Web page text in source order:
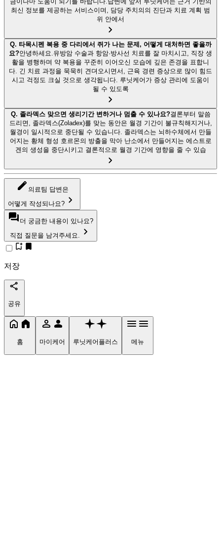
최신 정보를 제공하는 서비스이며, 담당 주치의의 진단과 치료 계획 범
위 안에서
Q. 타목시펜 복용 중 다리에서 쥐가 나는 문제, 어떻게 대처하면 좋을까
요?안녕하세요.유방암 수술과 항암·방사선 치료를 잘 마치시고, 직장 생
활을 병행하며 약 복용을 꾸준히 이어오신 모습에 깊은 존경을 표합니
다. 긴 치료 과정을 묵묵히 견뎌오시면서, 근육 경련 증상으로 많이 힘드
시고 걱정도 크실 것으로 생각됩니다. 루닛케어가 증상 관리에 도움이
될 수 있도록
Q. 졸라덱스 맞으면 생리기간 변하거나 멈출 수 있나요?결론부터 말씀
드리면, 졸라덱스(Zoladex)를 맞는 동안은 월경 기간이 불규칙해지거나,
월경이 일시적으로 중단될 수 있습니다. 졸라덱스는 뇌하수체에서 만들
어지는 황체 형성 호르몬의 방출을 막아 난소에서 만들어지는 에스트로
겐의 생성을 중단시키고 결론적으로 월경 기간에 영향을 줄 수 있습
의료팀 답변은
어떻게 작성되나요?
더 궁금한 내용이 있나요?
직접 질문을 남겨주세요.
저장
공유
홈 마이케어 루닛케어플러스 메뉴